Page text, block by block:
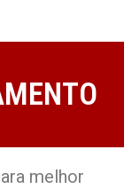
melhor